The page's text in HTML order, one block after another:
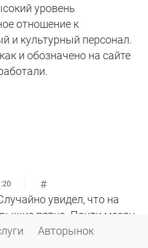
уровень
отношение к
и культурный персонал.
и обозначено на сайте
#
увидел, что на
пятна. Почти месяц
на обработку.
Авторынок